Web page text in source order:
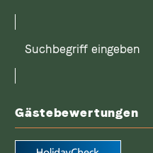
Suchbegriff
Gästebewertungen